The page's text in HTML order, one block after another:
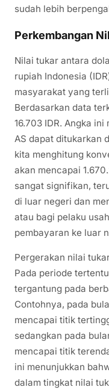
sudah lebih
Perkembangan
Nilai tukar antara
rupiah Indonesia
masyarakat yang
Berdasarkan data
16.703 IDR. Angka
AS dapat ditukarkan
kita menghitung
akan mencapai
sangat signifikan,
di luar negeri dan
atau bagi pelaku
pembayaran ke luar
Pergerakan nilai
Pada periode
tergantung pada
Contohnya, pada
mencapai titik
sedangkan pada
mencapai titik
ini menunjukkan
dalam tingkat nilai